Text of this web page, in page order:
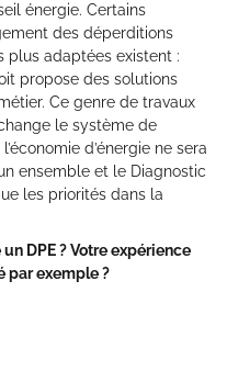
énergie. Certains
des déperditions
plus adaptées existent :
propose des solutions
Ce genre de travaux
le système de
d’énergie ne sera
ensemble et le Diagnostic
les priorités dans la
DPE ? Votre expérience
par exemple ?